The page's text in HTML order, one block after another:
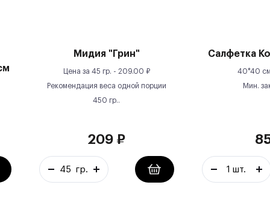
Мидия "Грин"
Цена за 45 гр. - 209.00 ₽
Рекомендация веса одной порции
450 гр..
209 ₽
Салфетка
40*40
Мин.